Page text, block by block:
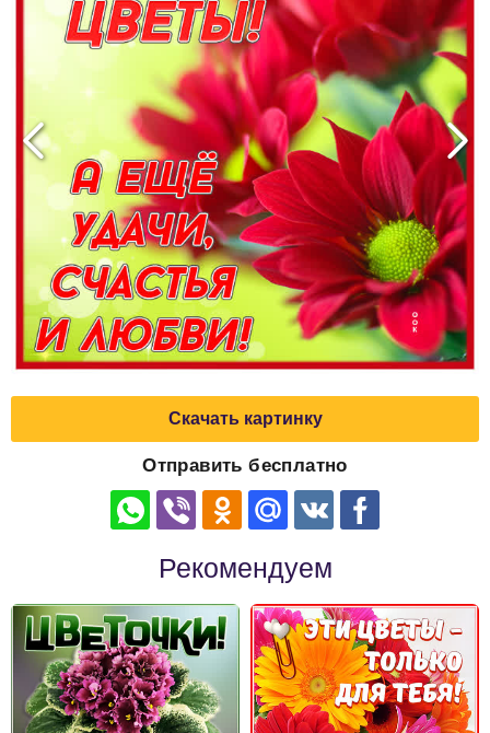
Скачать картинку
Отправить бесплатно
Рекомендуем